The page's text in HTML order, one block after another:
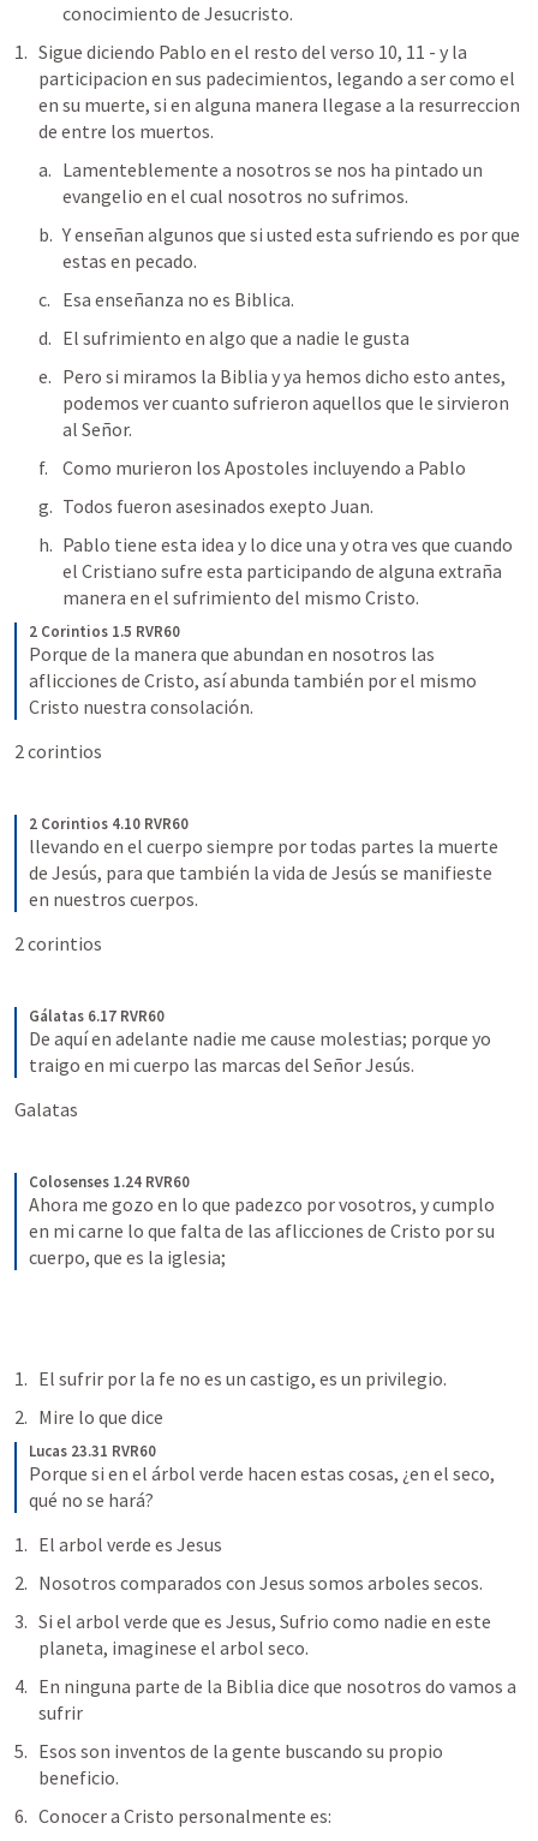
conocimiento de Jesucristo.
Sigue diciendo Pablo en el resto del verso 10, 11 - y la
participacion en sus padecimientos, legando a ser como el
en su muerte, si en alguna manera llegase a la resurreccion
de entre los muertos.
Lamenteblemente a nosotros se nos ha pintado un
evangelio en el cual nosotros no sufrimos.
Y enseñan algunos que si usted esta sufriendo es por que
estas en pecado.
Esa enseñanza no es Biblica.
El sufrimiento en algo que a nadie le gusta
Pero si miramos la Biblia y ya hemos dicho esto antes,
podemos ver cuanto sufrieron aquellos que le sirvieron
al Señor.
Como murieron los Apostoles incluyendo a Pablo
Todos fueron asesinados exepto Juan.
Pablo tiene esta idea y lo dice una y otra ves que cuando
el Cristiano sufre esta participando de alguna extraña
manera en el sufrimiento del mismo Cristo.
2 Corintios 1.5 RVR60
Porque de la manera que abundan en nosotros las
aflicciones de Cristo, así abunda también por el mismo
Cristo nuestra consolación.
2 corintios
2 Corintios 4.10 RVR60
llevando en el cuerpo siempre por todas partes la muerte
de Jesús, para que también la vida de Jesús se manifieste
en nuestros cuerpos.
2 corintios
Gálatas 6.17 RVR60
De aquí en adelante nadie me cause molestias; porque yo
traigo en mi cuerpo las marcas del Señor Jesús.
Galatas
Colosenses 1.24 RVR60
Ahora me gozo en lo que padezco por vosotros, y cumplo
en mi carne lo que falta de las aflicciones de Cristo por su
cuerpo, que es la iglesia;
El sufrir por la fe no es un castigo, es un privilegio.
Mire lo que dice
Lucas 23.31 RVR60
Porque si en el árbol verde hacen estas cosas, ¿en el seco,
qué no se hará?
El arbol verde es Jesus
Nosotros comparados con Jesus somos arboles secos.
Si el arbol verde que es Jesus, Sufrio como nadie en este
planeta, imaginese el arbol seco.
En ninguna parte de la Biblia dice que nosotros do vamos a
sufrir
Esos son inventos de la gente buscando su propio
beneficio.
Conocer a Cristo personalmente es: